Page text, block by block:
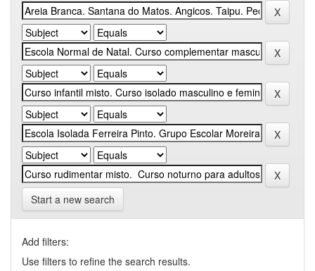
Start a new search
Add filters:
Use filters to refine the search results.